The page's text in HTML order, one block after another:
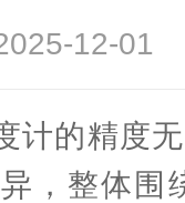
2025-12-
计的精度
，整体围